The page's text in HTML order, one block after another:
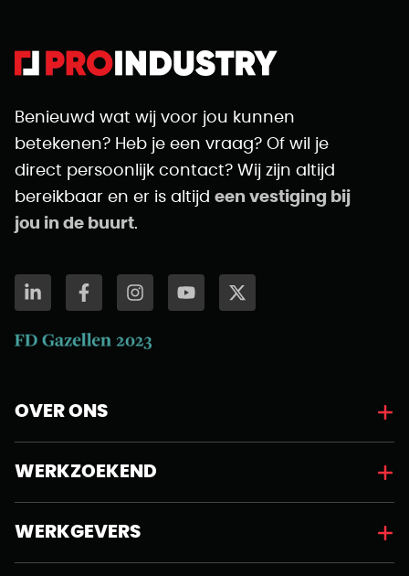
Benieuwd wat wij voor jou kunnen
betekenen? Heb je een vraag? Of wil je
direct persoonlijk contact? Wij zijn altijd
bereikbaar en er is altijd een vestiging bij
jou in de buurt.
OVER ONS
WERKZOEKEND
WERKGEVERS